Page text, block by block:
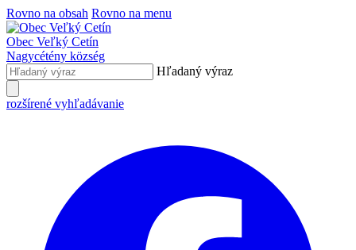
Rovno na obsah Rovno na menu
Obec Veľký Cetín
Nagycétény község
Hľadaný výraz
rozšírené vyhľadávanie